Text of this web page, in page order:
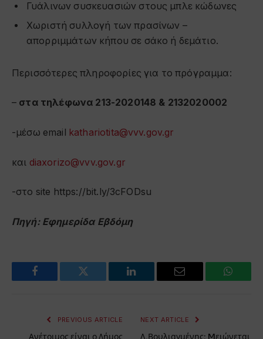
Γυάλινων συσκευασιών στους μπλε κώδωνες
Χωριστή συλλογή των πρασίνων –
απορριμμάτων κήπου σε σάκο ή δεμάτιο.
Περισσότερες πληροφορίες για το πρόγραμμα:
– στα τηλέφωνα 213-2020148 & 2132020002
-μέσω email kathariotita@vvv.gov.gr
και diaxorizo@vvv.gov.gr
-στο site https://bit.ly/3cFODsu
Πηγή: Εφημερίδα Εβδόμη
Facebook Twitter LinkedIn Email
PREVIOUS ARTICLE
Ανέτοιμος είναι ο Δήμος
NEXT ARTICLE
Λ.Βουλιαγμένης: Mειώνεται